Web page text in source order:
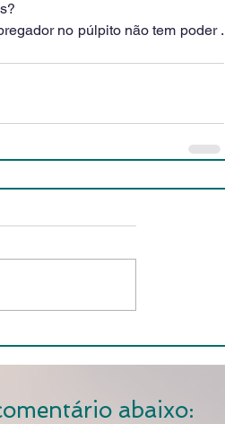
no púlpito não tem poder .
abaixo: